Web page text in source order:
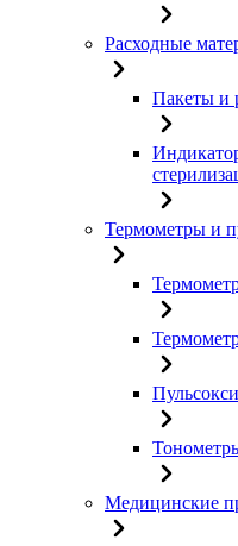
Расходные
Пакеты и
Термометры и
Медицинские